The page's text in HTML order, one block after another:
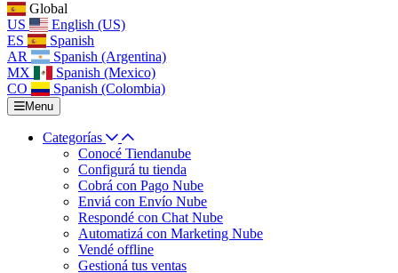
Global
US
English (US)
ES
Spanish
AR
Spanish (Argentina)
MX
Spanish (Mexico)
CO
Spanish (Colombia)
Menu
Categorías
Conocé Tiendanube
Configurá tu tienda
Cobrá con Pago Nube
Enviá con Envío Nube
Respondé con Chat Nube
Automatizá con Marketing Nube
Vendé offline
Gestioná tus ventas